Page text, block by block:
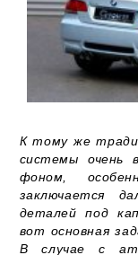
К тому же
системы очень
фоном,
заключается
деталей под
вот основная
В случае с